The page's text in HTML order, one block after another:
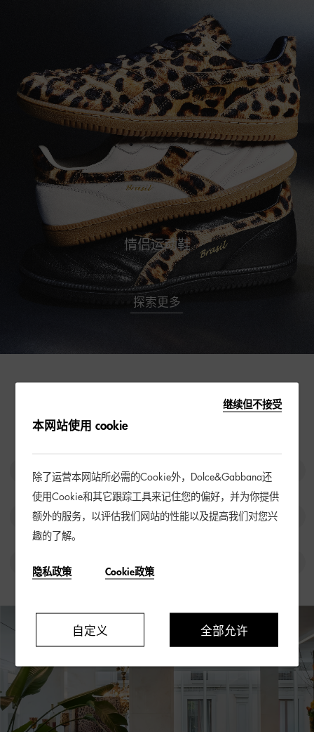
情侣运动鞋
探索更多
继续但不接受
本网站使用 cookie
除了运营本网站所必需的Cookie外，Dolce&Gabbana还
使用Cookie和其它跟踪工具来记住您的偏好，并为你提供
额外的服务，以评估我们网站的性能以及提高我们对您兴
趣的了解。
隐私政策 Cookie政策
自定义 全部允许